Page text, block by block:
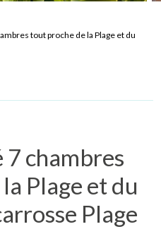
tout proche de la Plage et du
chambres
Plage et du
Plage